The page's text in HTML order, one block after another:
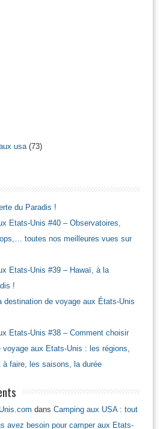
usa(73)
du Paradis !
Etats-Unis #40 – Observatoires,
toutes nos meilleures vues sur
Etats-Unis #39 – Hawaï, à la
!
destination de voyage aux États-Unis
Etats-Unis #38 – Comment choisir
voyage aux Etats-Unis : les régions,
à faire, les saisons, la durée
dans Camping aux USA : tout
avez besoin pour camper aux Etats-